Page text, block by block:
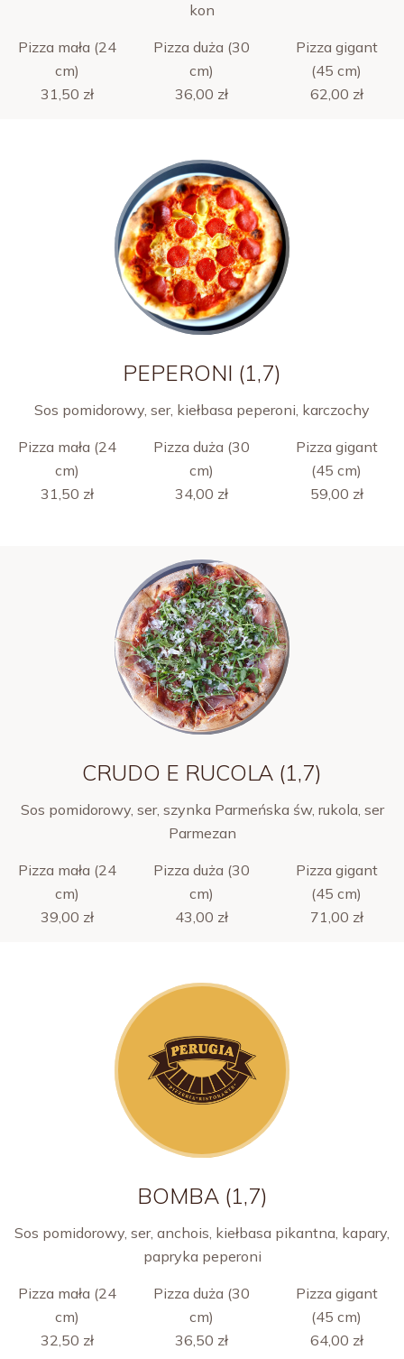
kon
Pizza mała (24
cm)
Pizza duża (30
cm)
Pizza gigant
(45 cm)
31,50 zł
36,00 zł 62,00 zł
PEPERONI (1,7)
Sos pomidorowy, ser, kiełbasa peperoni, karczochy
Pizza mała (24
cm)
Pizza duża (30
cm)
Pizza gigant
(45 cm)
31,50 zł
34,00 zł 59,00 zł
CRUDO E RUCOLA (1,7)
Sos pomidorowy, ser, szynka Parmeńska św, rukola, ser
Parmezan
Pizza mała (24
cm)
Pizza duża (30
cm)
Pizza gigant
(45 cm)
39,00 zł
43,00 zł 71,00 zł
BOMBA (1,7)
Sos pomidorowy, ser, anchois, kiełbasa pikantna, kapary,
papryka peperoni
Pizza mała (24
cm)
Pizza duża (30
cm)
Pizza gigant
(45 cm)
32,50 zł
36,50 zł 64,00 zł